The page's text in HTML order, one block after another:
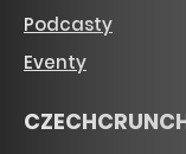
Podcasty
Eventy